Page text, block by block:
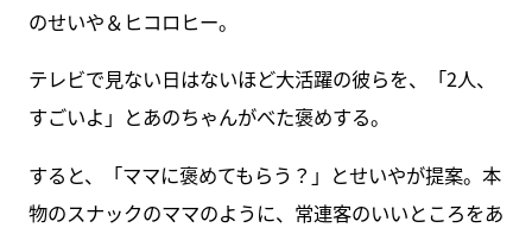
のせいや＆ヒコロヒー。
テレビで見ない日はないほど大活躍の彼らを、「2人、
すごいよ」とあのちゃんがべた褒めする。
すると、「ママに褒めてもらう？」とせいやが提案。本
物のスナックのママのように、常連客のいいところをあ